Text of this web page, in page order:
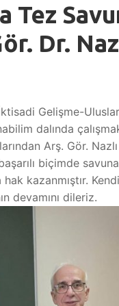
Tez
Dr.
Gelişme-
dalında
Arş. Gör. Nazlı
biçimde
hak kazanmıştır.
devamını dileriz.